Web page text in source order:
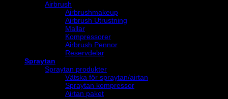
Airbrush
Airbrushmakeup
Airbrush Utrustning
Mallar
Kompressorer
Airbrush Pennor
Reservdelar
Spraytan
Spraytan produkter
Vätska för spraytan/airtan
Spraytan kompressor
Airtan paket